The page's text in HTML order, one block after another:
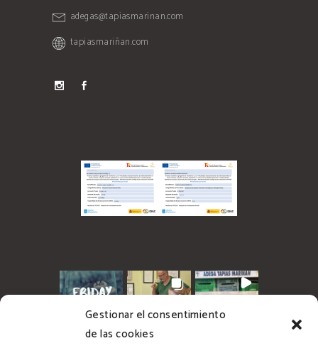
Gestionar el consentimiento
de las cookies
adegas@tapiasmarinan.com
tapiasmariñan.com